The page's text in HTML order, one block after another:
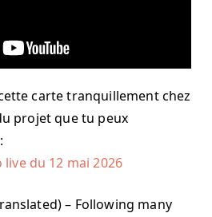
carte tranquillement chez
projet que tu peux
live du 12 mai 2026
– Following many